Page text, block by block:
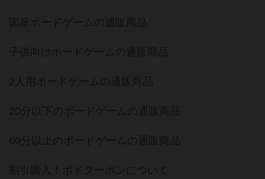
国産ボードゲームの通販商品
子供向けボードゲームの通販商品
2人用ボードゲームの通販商品
20分以下のボードゲームの通販商品
60分以上のボードゲームの通販商品
割引購入！ボドクーポンについて